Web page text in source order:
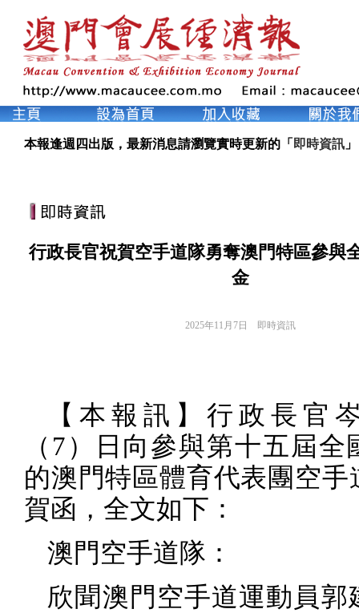
本報逢週四出版，最新消息請瀏覽實時更新的「 即時資訊 」
行政長官祝賀空手道隊勇奪澳門特區參與
金
2025年11月7日 即時資訊
【本報訊】行政長官
（ 7 ）日向參與第十五屆全
的澳門特區體育代表團空手
賀函，全文如下：
澳門空手道隊：
欣聞澳門空手道運動員郭